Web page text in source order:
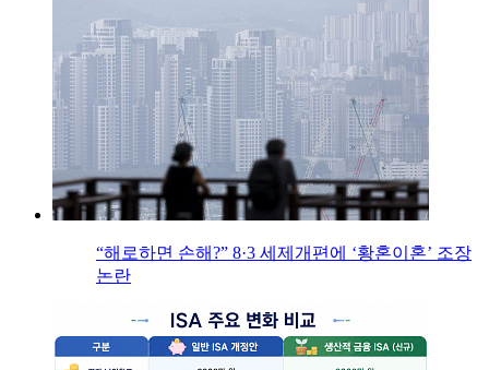
“해로하면 손해?” 8·3 세제개편에 ‘황혼이혼’ 조장
논란